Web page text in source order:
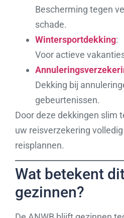
Bescherming tegen
schade.
Wintersportdekking:
Voor actieve
Dekking bij
gebeurtenissen.
Door deze dekkingen slim
uw reisverzekering
reisplannen.
Wat betekent
gezinnen?